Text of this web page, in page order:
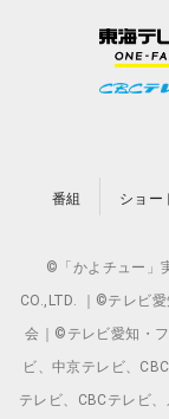
番組 ショー
©「かよチュー」
CO.,LTD. ｜©テレビ
会｜©テレビ愛知・
ビ、中京テレビ、
テレビ、CBCテレビ